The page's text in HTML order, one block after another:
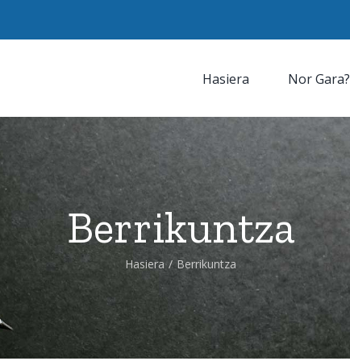
Hasiera Nor Gara?
Berrikuntza
Hasiera / Berrikuntza